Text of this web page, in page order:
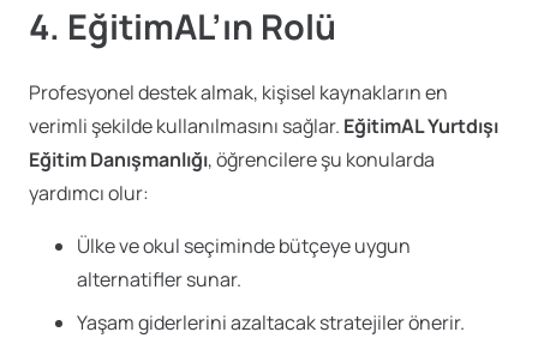
4. EğitimAL’ın Rolü
Profesyonel destek almak, kişisel kaynakların en
verimli şekilde kullanılmasını sağlar. EğitimAL Yurtdışı
Eğitim Danışmanlığı, öğrencilere şu konularda
yardımcı olur:
Ülke ve okul seçiminde bütçeye uygun
alternatifler sunar.
Yaşam giderlerini azaltacak stratejiler önerir.